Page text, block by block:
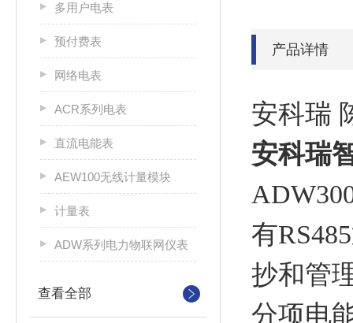
多用户电表
预付费表
网络电表
ACR系列电表
直流电能表
AEW100无线计量模块
计量表
ADW系列电力物联网仪表
查看全部
产品详情
安科瑞
安科瑞
有
抄和管
分项电